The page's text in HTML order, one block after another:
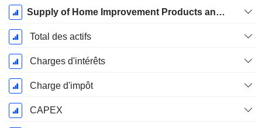
Janvier
Supply of Home Improvement Products and Services
Total des actifs
Charges d'intérêts
Charge d'impôt
CAPEX